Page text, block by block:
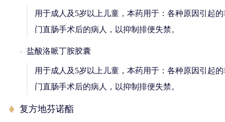
用于成人及5岁以上儿童，本药用于：各种原因引起
门直肠手术后的病人，以抑制排便失禁。
盐酸洛哌丁胺胶囊
用于成人及5岁以上儿童，本药用于：各种原因引起
门直肠手术后的病人，以抑制排便失禁。
复方地芬诺酯